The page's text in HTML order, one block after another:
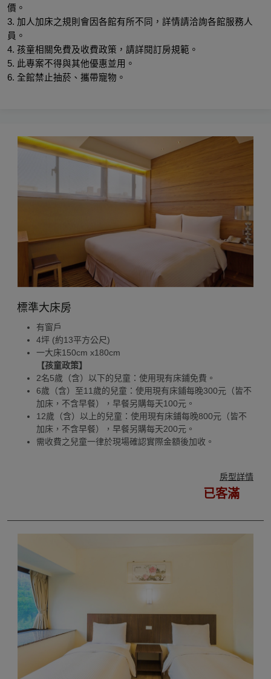
價。
3. 加人加床之規則會因各館有所不同，詳情請洽詢各館服務人
員。
4. 孩童相關免費及收費政策，請詳閱訂房規範。
5. 此專案不得與其他優惠並用。
6. 全館禁止抽菸、攜帶寵物。
標準大床房
有窗戶
4坪 (約13平方公尺)
一大床150cm x180cm
【孩童政策】
2名5歲（含）以下的兒童：使用現有床鋪免費。
6歲（含）至11歲的兒童：使用現有床鋪每晚300元（皆不
加床，不含早餐），早餐另購每天100元。
12歲（含）以上的兒童：使用現有床鋪每晚800元（皆不
加床，不含早餐），早餐另購每天200元。
需收費之兒童一律於現場確認實際金額後加收。
房型詳情
已客滿